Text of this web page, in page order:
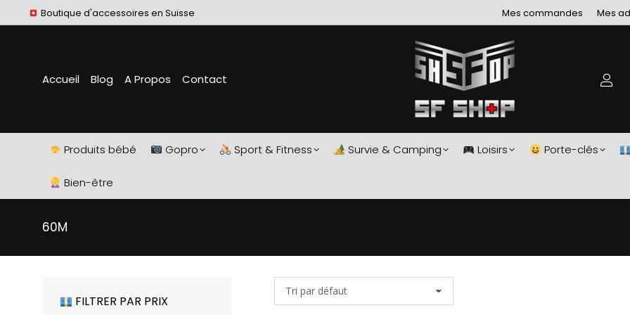
Boutique d'accessoires en Suisse Mes commandes Mes
Accueil Blog A Propos Contact
Produits bébé Gopro Sport & Fitness Survie & Camping Loisirs Porte-clés
Bien-être
60M
FILTRER PAR PRIX